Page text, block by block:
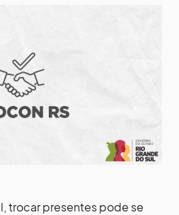
trocar presentes pode se